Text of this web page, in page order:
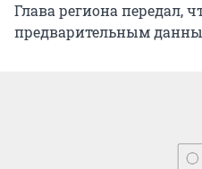
Глава региона передал,
предварительным